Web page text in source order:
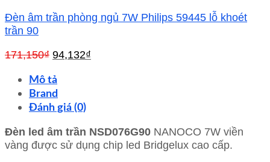
Đèn âm trần phòng ngủ 7W Philips 59445 lỗ khoét
trần 90
171,150₫ Giá
là:
171,150₫.
94,132₫
Mô tả
Brand
Đánh giá (0)
Đèn led âm trần NSD076G90 NANOCO 7W viền
vàng được sử dụng chip led Bridgelux cao cấp.